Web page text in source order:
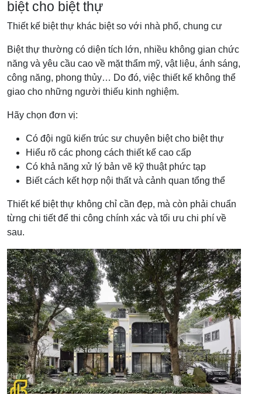
biệt cho biệt thự
Thiết kế biệt thự khác biệt so với nhà phố, chung cư
Biệt thự thường có diện tích lớn, nhiều không gian chức
năng và yêu cầu cao về mặt thẩm mỹ, vật liệu, ánh sáng,
công năng, phong thủy… Do đó, việc thiết kế không thể
giao cho những người thiếu kinh nghiệm.
Hãy chọn đơn vị:
Có đội ngũ kiến trúc sư chuyên biệt cho biệt thự
Hiểu rõ các phong cách thiết kế cao cấp
Có khả năng xử lý bản vẽ kỹ thuật phức tạp
Biết cách kết hợp nội thất và cảnh quan tổng thể
Thiết kế biệt thự không chỉ cần đẹp, mà còn phải chuẩn
từng chi tiết để thi công chính xác và tối ưu chi phí về
sau.